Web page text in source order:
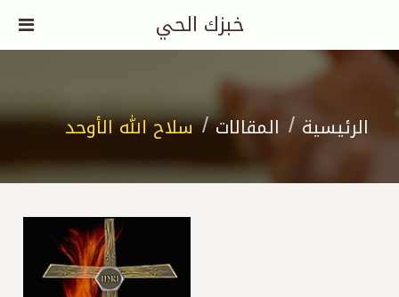
خبزك الحي
الرئيسية المقالات سلاح الله الأوحد